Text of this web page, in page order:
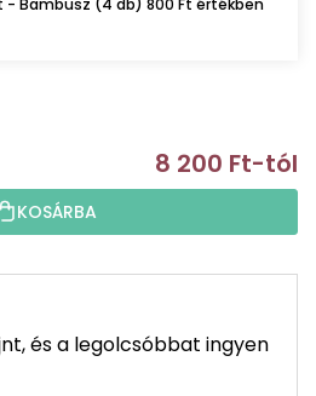
- Bambusz (4 db) 800 Ft értékben
8 200 Ft-tól
KOSÁRBA
és a legolcsóbbat ingyen